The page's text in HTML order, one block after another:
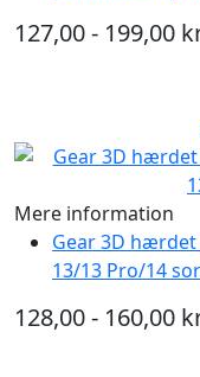
127,00 - 199,00
Mere information
Gear 3D
13/13 Pro/14
128,00 - 160,00